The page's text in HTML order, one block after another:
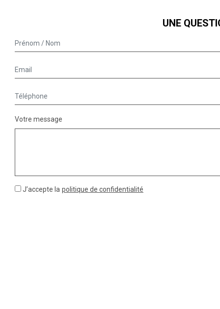
UNE
Votre message
J’accepte la politique de confidentialité